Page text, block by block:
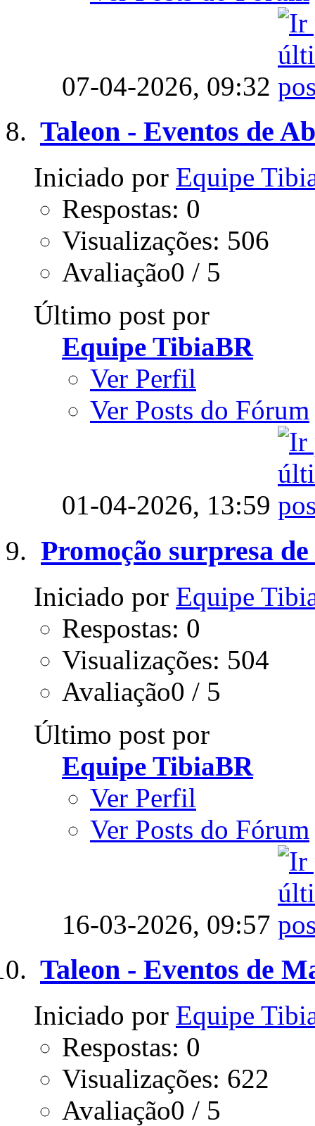
07-04-2026, 09:32
Taleon - Eventos de
Iniciado por Equipe
Respostas: 0
Visualizações: 506
Avaliação0 / 5
Último post por
Equipe TibiaBR
Ver Perfil
Ver Posts do Fórum
01-04-2026, 13:59
Promoção surpresa
Iniciado por Equipe
Respostas: 0
Visualizações: 504
Avaliação0 / 5
Último post por
Equipe TibiaBR
Ver Perfil
Ver Posts do Fórum
16-03-2026, 09:57
Taleon - Eventos de
Iniciado por Equipe
Respostas: 0
Visualizações: 622
Avaliação0 / 5